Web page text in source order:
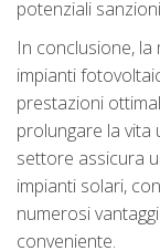
potenziali
In conclusione,
impianti
prestazioni
prolungare la vita
settore assicura
impianti solari,
numerosi
conveniente.